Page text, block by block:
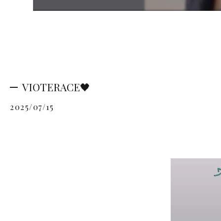
VIOTERACE🖤
2025/07/15